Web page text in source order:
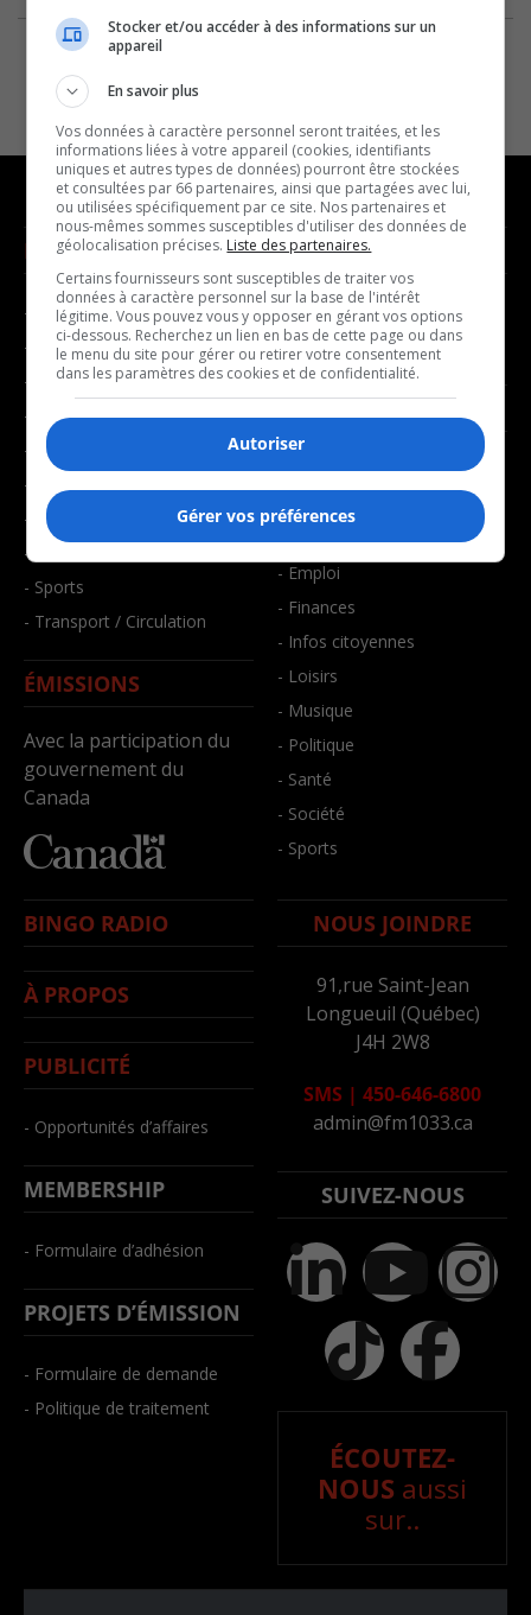
NOUVELLES
- Affaires municipales
- Communauté / Social
- Culture
- Économie
- Éducation
- Environnement
- Faits divers
- Santé et bien-être
- Sports
- Transport / Circulation
ÉMISSIONS
Avec la participation du
gouvernement du
Canada
MUSIQUE
- Décompte franco
- Joué récemment
BALADOS
- Affaires
- Art de vivre
- Bien-être
- Emploi
- Finances
- Infos citoyennes
- Loisirs
- Musique
- Politique
- Santé
- Société
- Sports
BINGO RADIO
À PROPOS
PUBLICITÉ
- Opportunités d’affaires
MEMBERSHIP
- Formulaire d’adhésion
PROJETS D’ÉMISSION
- Formulaire de demande
- Politique de traitement
NOUS JOINDRE
91,rue Saint-Jean
Longueuil (Québec)
J4H 2W8
SMS | 450-646-6800
admin@fm1033.ca
SUIVEZ-NOUS
ÉCOUTEZ-
NOUS aussi
sur..
Stocker et/ou accéder à des informations sur un
appareil
En savoir plus
Vos données à caractère personnel seront traitées, et les
informations liées à votre appareil (cookies, identifiants
uniques et autres types de données) pourront être stockées
et consultées par 66 partenaires, ainsi que partagées avec lui,
ou utilisées spécifiquement par ce site. Nos partenaires et
nous-mêmes sommes susceptibles d'utiliser des données de
géolocalisation précises. Liste des partenaires.
Certains fournisseurs sont susceptibles de traiter vos
données à caractère personnel sur la base de l'intérêt
légitime. Vous pouvez vous y opposer en gérant vos options
ci-dessous. Recherchez un lien en bas de cette page ou dans
le menu du site pour gérer ou retirer votre consentement
dans les paramètres des cookies et de confidentialité.
Autoriser
Gérer vos préférences